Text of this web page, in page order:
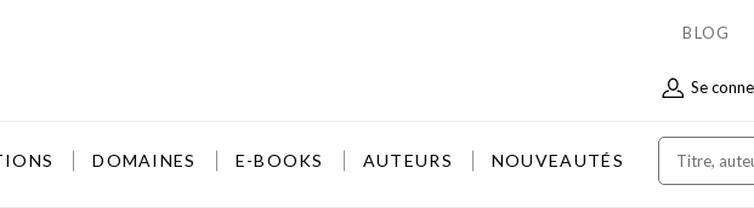
BLOG
Se
DOMAINES E-BOOKS AUTEURS NOUVEAUTÉS